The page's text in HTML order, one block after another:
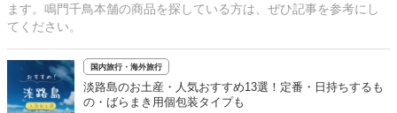
ます。鳴門千鳥本舗の商品を探している方は、ぜひ記事を参考にし
てください。
国内旅行・海外旅行
淡路島のお土産・人気おすすめ13選！定番・日持ちするも
の・ばらまき用個包装タイプも